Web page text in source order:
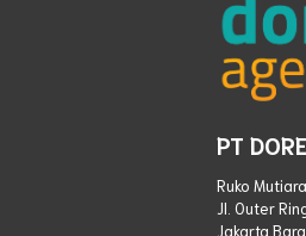
PT
Ruko
Jl. Outer
Jakarta